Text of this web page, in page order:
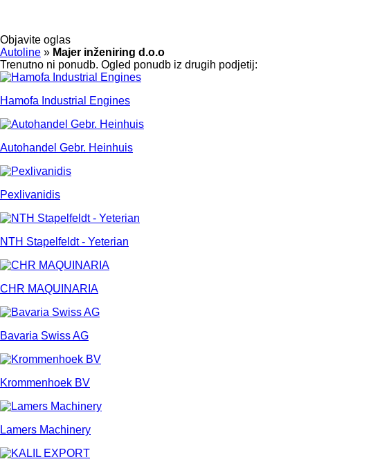
Objavite oglas
Autoline » Majer inženiring d.o.o
Trenutno ni ponudb. Ogled ponudb iz drugih podjetij:
Hamofa Industrial Engines
Autohandel Gebr. Heinhuis
Pexlivanidis
NTH Stapelfeldt - Yeterian
CHR MAQUINARIA
Bavaria Swiss AG
Krommenhoek BV
Lamers Machinery